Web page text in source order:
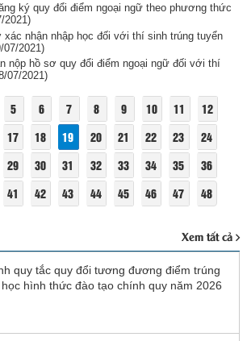
ký quy đổi điểm ngoại ngữ theo phương thức
2021)
xác nhận nhập học đối với thí sinh trúng tuyển
07/2021)
nộp hồ sơ quy đổi điểm ngoại ngữ đối với thí
07/2021)
5 6 7 8 9 10 11
12
17 18 19 20 21 22 23
24
29 30 31 32 33 34 35
36
41 42 43 44 45 46 47 48
Xem tất cả
quy tắc quy đổi tương đương điểm trúng
hình thức đào tạo chính quy năm 2026